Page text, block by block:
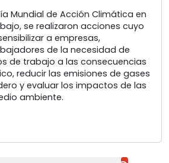
Mundial de Acción Climática en
se realizaron acciones cuyo
a empresas,
de la necesidad de
de trabajo a las consecuencias
reducir las emisiones de gases
y evaluar los impactos de las
ambiente.